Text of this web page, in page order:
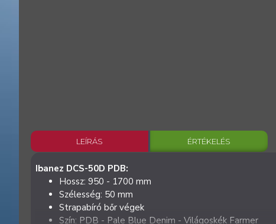
LEÍRÁS ÉRTÉKELÉS
Ibanez DCS-50D PDB:
Hossz: 950 - 1700 mm
Szélesség: 50 mm
Strapabíró bőr végek
Szín: PDB - Pale Blue Denim - Világoskék Farmer